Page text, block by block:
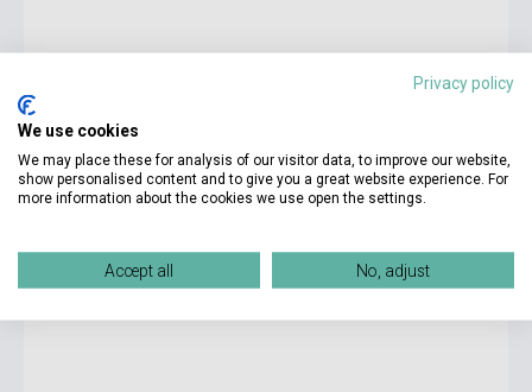
Privacy policy
We use cookies
We may place these for analysis of our visitor data, to improve our website,
show personalised content and to give you a great website experience. For
more information about the cookies we use open the settings.
Accept all No, adjust